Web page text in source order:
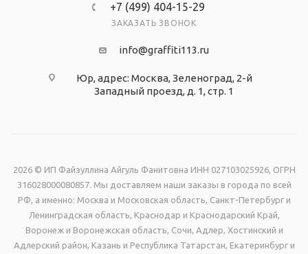
+7 (499) 404-15-29
ЗАКАЗАТЬ ЗВОНОК
info@graffiti113.ru
Юр, адрес: Москва, Зеленоград, 2-й
Западный проезд, д. 1, стр. 1
2026 © ИП Файзуллина Айгуль Фанитовна ИНН 027103025926, ОГРН
316028000080857. Мы доставляем наши заказы в города по всей
РФ, а именно: Москва и Московская область, Санкт-Петербург и
Ленинградская область, Краснодар и Краснодарский Край,
Воронеж и Воронежская область, Сочи, Адлер, Хостинский и
Адлерский район, Казань и Республика Татарстан, Екатеринбург и